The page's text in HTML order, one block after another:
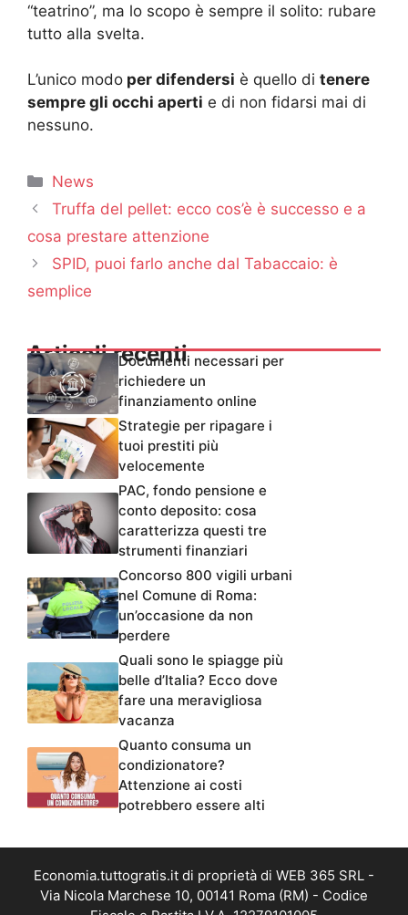
“teatrino”, ma lo scopo è sempre il solito: rubare
tutto alla svelta.
L’unico modo per difendersi è quello di tenere
sempre gli occhi aperti e di non fidarsi mai di
nessuno.
Categorie
News
Truffa del pellet: ecco cos’è è successo e a
cosa prestare attenzione
SPID, puoi farlo anche dal Tabaccaio: è
semplice
Articoli recentiDocumenti necessari per
richiedere un
finanziamento online
Strategie per ripagare i
tuoi prestiti più
velocemente
PAC, fondo pensione e
conto deposito: cosa
caratterizza questi tre
strumenti finanziari
Concorso 800 vigili urbani
nel Comune di Roma:
un’occasione da non
perdere
Quali sono le spiagge più
belle d’Italia? Ecco dove
fare una meravigliosa
vacanza
Quanto consuma un
condizionatore?
Attenzione ai costi
potrebbero essere alti
Economia.tuttogratis.it di proprietà di WEB 365 SRL -
Via Nicola Marchese 10, 00141 Roma (RM) - Codice